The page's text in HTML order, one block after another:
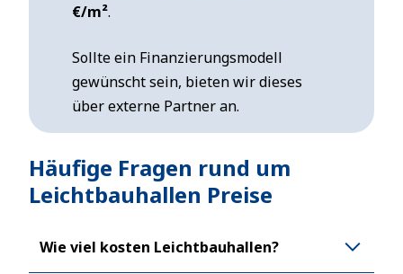
€/m².
Sollte ein Finanzierungsmodell
gewünscht sein, bieten wir dieses
über externe Partner an.
Häufige Fragen rund um
Leichtbauhallen Preise
Wie viel kosten Leichtbauhallen?